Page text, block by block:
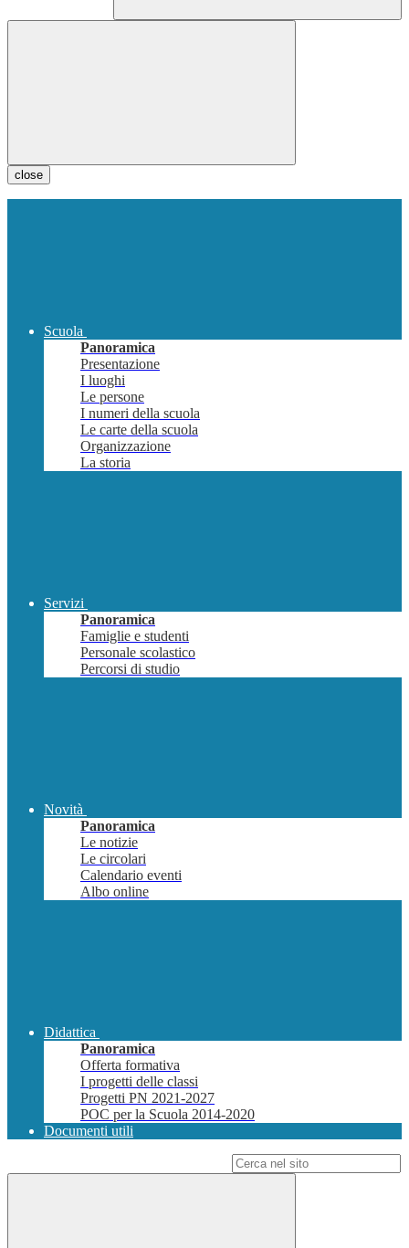
close
Scuola
Panoramica
Presentazione
I luoghi
Le persone
I numeri della scuola
Le carte della scuola
Organizzazione
La storia
Servizi
Panoramica
Famiglie e studenti
Personale scolastico
Percorsi di studio
Novità
Panoramica
Le notizie
Le circolari
Calendario eventi
Albo online
Didattica
Panoramica
Offerta formativa
I progetti delle classi
Progetti PN 2021-2027
POC per la Scuola 2014-2020
Documenti utili